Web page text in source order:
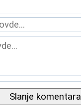
Slanje komentara